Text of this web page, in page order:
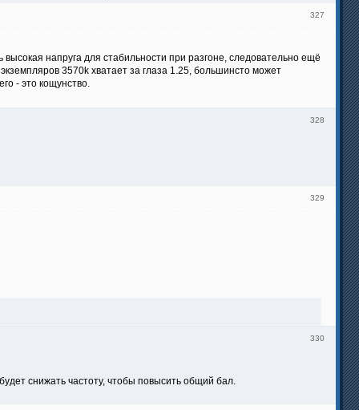
327
напруга для стабильности при разгоне, следовательно ещё
3570k хватает за глаза 1.25, большинсто может
- это кощунство.
328
329
330
снижать частоту, чтобы повысить общий бал.